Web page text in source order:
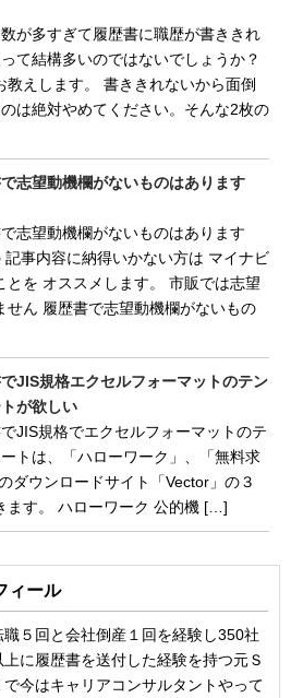
が多すぎて履歴書に職歴が書ききれ
て結構多いのではないでしょうか？
えします。 書ききれないから面倒
は絶対やめてください。そんな2枚の
志望動機欄がないものはあります
志望動機欄がないものはあります
記事内容に納得いかない方は マイナビ
とを オススメします。 市販では志望
せん 履歴書で志望動機欄がないもの
JIS規格エクセルフォーマットのテン
が欲しい
JIS規格でエクセルフォーマットのテ
トは、「ハローワーク」、「無料求
ダウンロードサイト「Vector」の３
ます。 ハローワーク 公的機 […]
ィール
職５回と会社倒産１回を経験し350社
上に履歴書を送付した経験を持つ元Ｓ
で今はキャリアコンサルタントやって